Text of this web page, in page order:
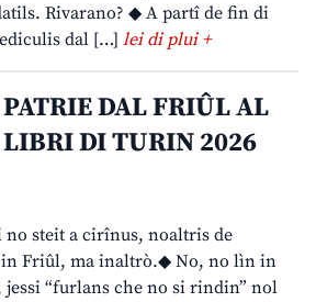
Rivarano? ◆ A partî de fin di
dal […] lei di plui +
DAL FRIÛL AL
LIBRI DI TURIN 2026
no steit a cirînus, noaltris de
in Friûl, ma inaltrò.◆ No, no lìn in
“furlans che no si rindin” nol